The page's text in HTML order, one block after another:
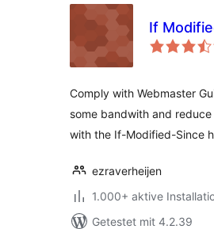
If
Comply with Webmaster
some bandwith and
with the If-Modified-Since
ezraverheijen
1.000+ aktive
Getestet mit 4.2.39